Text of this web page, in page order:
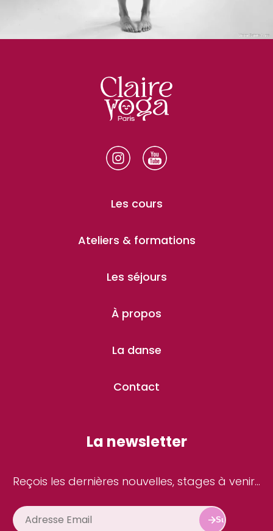
Les cours
Ateliers & formations
Les séjours
À propos
La danse
Contact
La newsletter
Reçois les dernières nouvelles, stages à venir...
Subscribe